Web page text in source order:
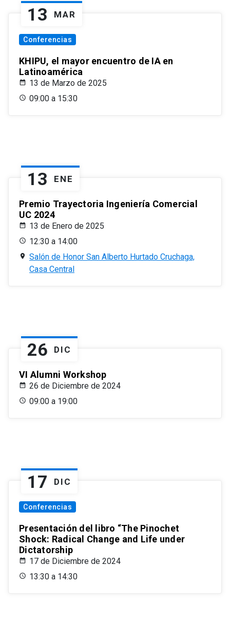
13 MAR
Conferencias
KHIPU, el mayor encuentro de IA en
Latinoamérica
13 de Marzo de 2025
09:00 a 15:30
13 ENE
Premio Trayectoria Ingeniería Comercial
UC 2024
13 de Enero de 2025
12:30 a 14:00
Salón de Honor San Alberto Hurtado Cruchaga,
Casa Central
26 DIC
VI Alumni Workshop
26 de Diciembre de 2024
09:00 a 19:00
17 DIC
Conferencias
Presentación del libro “The Pinochet
Shock: Radical Change and Life under
Dictatorship
17 de Diciembre de 2024
13:30 a 14:30